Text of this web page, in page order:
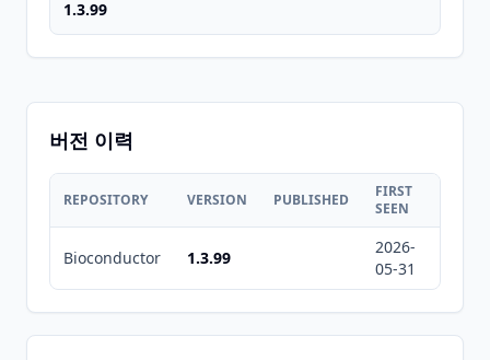
1.3.99
버전 이력
REPOSITORY VERSION PUBLISHED
FIRST
SEEN
Bioconductor 1.3.99
2026-
05-31